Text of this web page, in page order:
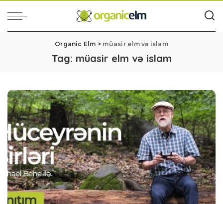
Organic Elm > müasir elm və islam
Tag: müasir elm və islam